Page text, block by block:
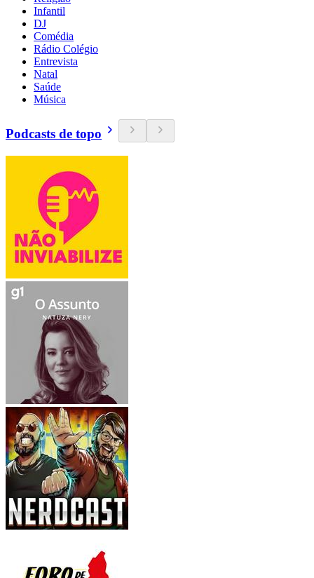
Infantil
DJ
Comédia
Rádio Colégio
Entrevista
Natal
Saúde
Música
Podcasts de topo